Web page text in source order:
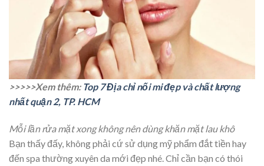
>>>>>Xem thêm: Top 7 Địa chỉ nối mi đẹp và chất lượng
nhất quận 2, TP. HCM
Mỗi lần rửa mặt xong không nên dùng khăn mặt lau khô
Bạn thấy đấy, không phải cứ sử dụng mỹ phẩm đắt tiền hay
đến spa thường xuyên da mới đẹp nhé. Chỉ cần bạn có thói